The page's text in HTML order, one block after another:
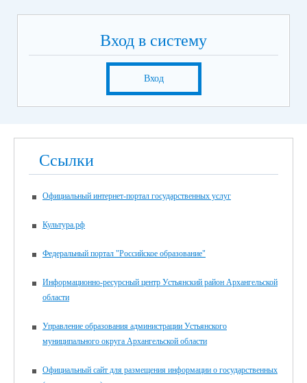
Вход в систему
Вход
Ссылки
Официальный интернет-портал государственных услуг
Культура.рф
Федеральный портал "Российское образование"
Информационно-ресурсный центр Устьянский район Архангельской
области
Управление образования администрации Устьянского
муниципального округа Архангельской области
Официальный сайт для размещения информации о государственных